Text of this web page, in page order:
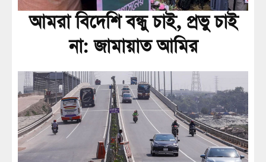
আমরা বিদেশি বন্ধু চাই, প্রভু চাই
না: জামায়াত আমির